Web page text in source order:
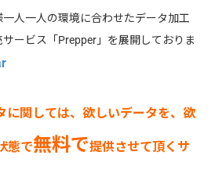
人一人の環境に合わせたデータ加工
ービス「Prepper」を展開しておりま
に関しては、欲しいデータを、欲
態で無料で提供させて頂くサ